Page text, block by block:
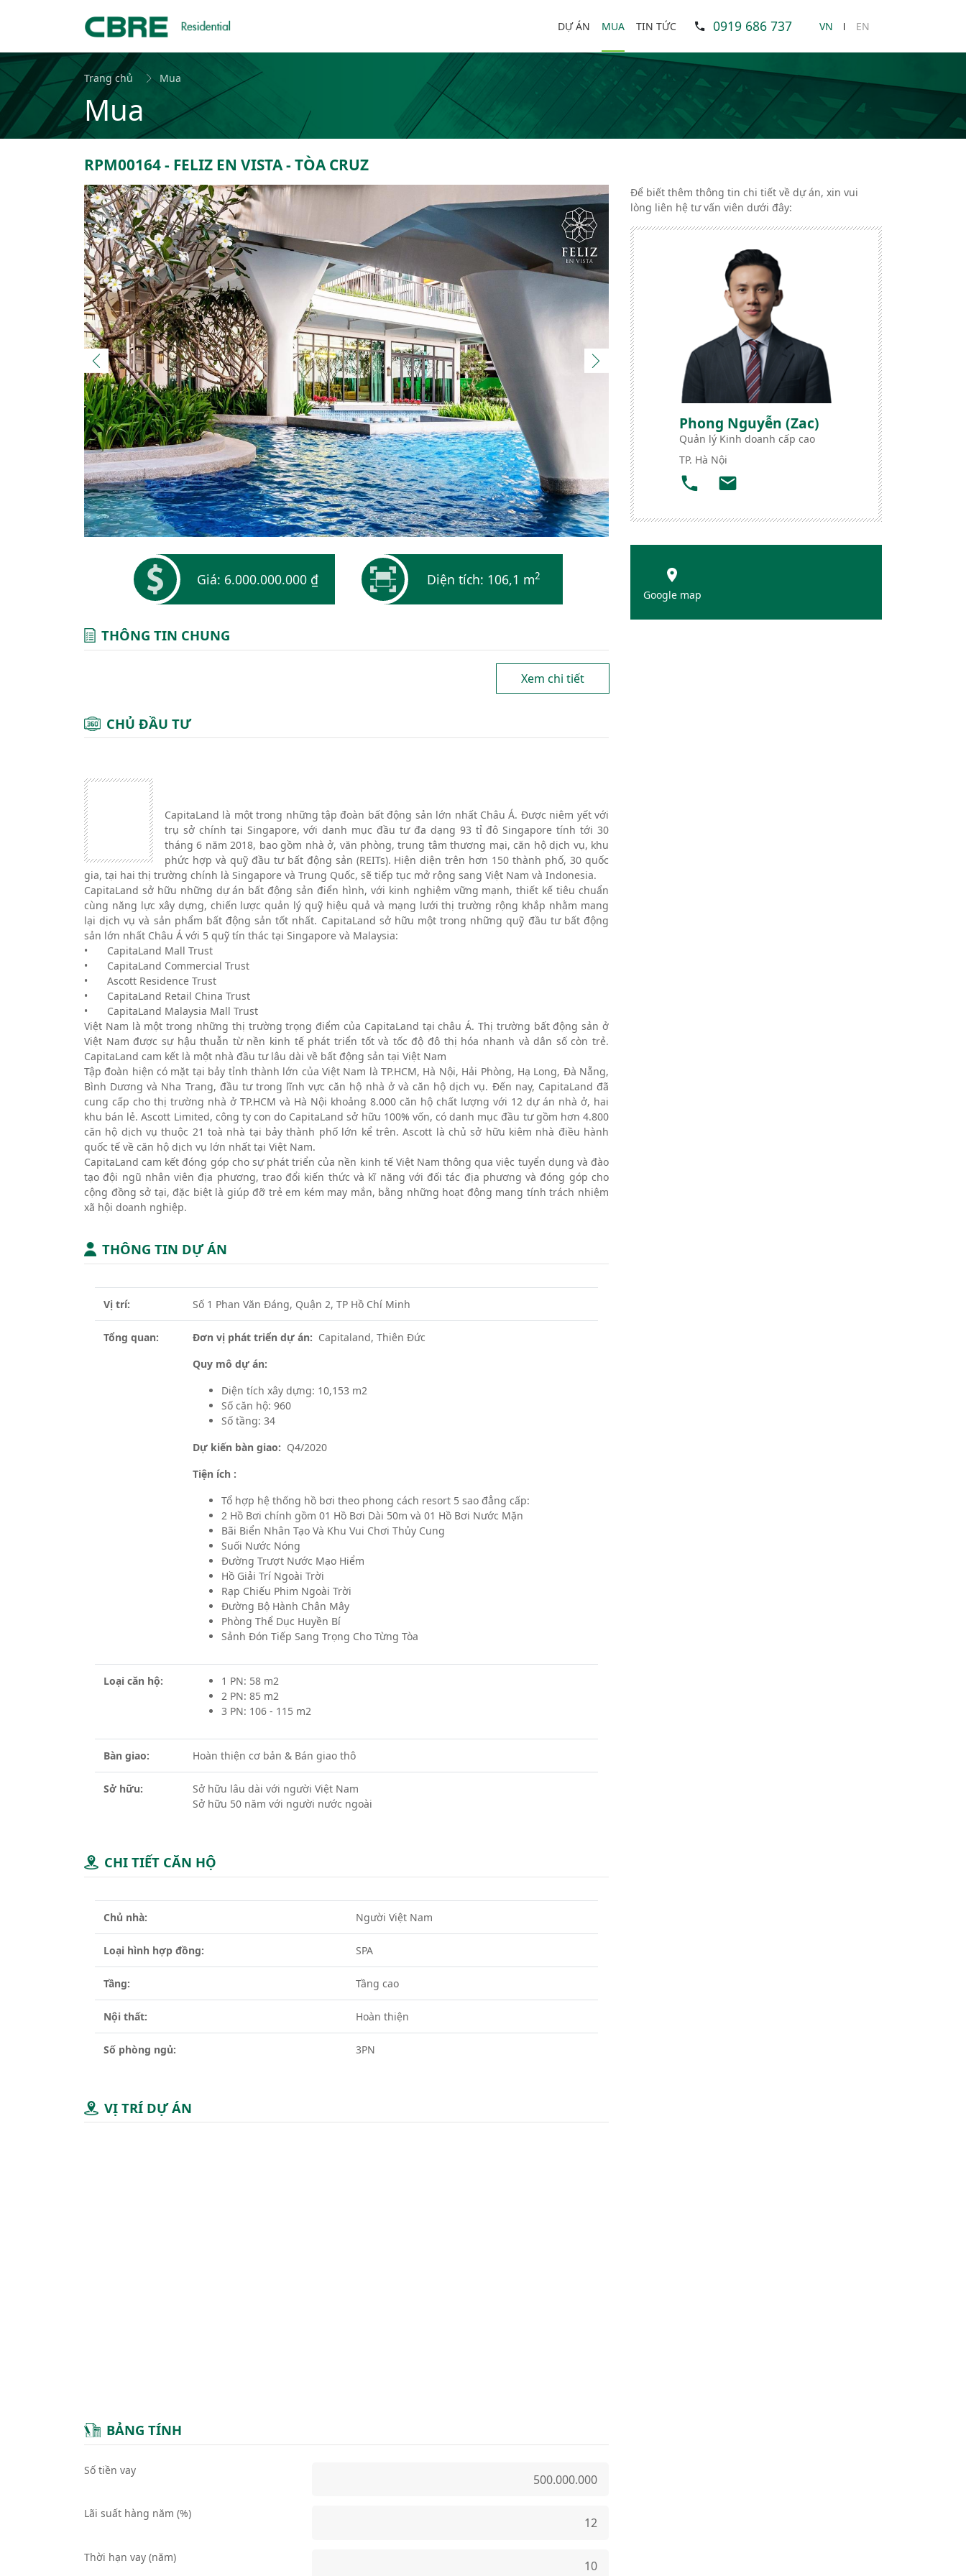
DỰ ÁN MUA TIN TỨC 0919 686 737 VN EN
Trang chủ Mua
Mua
RPM00164 - FELIZ EN VISTA - TÒA CRUZ
Giá: 6.000.000.000 ₫ Diện tích: 106,1 m2
THÔNG TIN CHUNG
Xem chi tiết
CHỦ ĐẦU TƯ
CapitaLand là một trong những tập đoàn bất động sản lớn nhất Châu Á. Được niêm yết với
trụ sở chính tại Singapore, với danh mục đầu tư đa dạng 93 tỉ đô Singapore tính tới 30
tháng 6 năm 2018, bao gồm nhà ở, văn phòng, trung tâm thương mại, căn hộ dịch vụ, khu
phức hợp và quỹ đầu tư bất động sản (REITs). Hiện diện trên hơn 150 thành phố, 30 quốc
gia, tại hai thị trường chính là Singapore và Trung Quốc, sẽ tiếp tục mở rộng sang Việt Nam và Indonesia.
CapitaLand sở hữu những dự án bất động sản điển hình, với kinh nghiệm vững mạnh, thiết kế tiêu chuẩn
cùng năng lực xây dựng, chiến lược quản lý quỹ hiệu quả và mạng lưới thị trường rộng khắp nhằm mang
lại dịch vụ và sản phẩm bất động sản tốt nhất. CapitaLand sở hữu một trong những quỹ đầu tư bất động
sản lớn nhất Châu Á với 5 quỹ tín thác tại Singapore và Malaysia:
•
CapitaLand Mall Trust
•
CapitaLand Commercial Trust
•
Ascott Residence Trust
•
CapitaLand Retail China Trust
•
CapitaLand Malaysia Mall Trust
Việt Nam là một trong những thị trường trọng điểm của CapitaLand tại châu Á. Thị trường bất động sản ở
Việt Nam được sự hậu thuẫn từ nền kinh tế phát triển tốt và tốc độ đô thị hóa nhanh và dân số còn trẻ.
CapitaLand cam kết là một nhà đầu tư lâu dài về bất động sản tại Việt Nam
Tập đoàn hiện có mặt tại bảy tỉnh thành lớn của Việt Nam là TP.HCM, Hà Nội, Hải Phòng, Hạ Long, Đà Nẵng,
Bình Dương và Nha Trang, đầu tư trong lĩnh vực căn hộ nhà ở và căn hộ dịch vụ. Đến nay, CapitaLand đã
cung cấp cho thị trường nhà ở TP.HCM và Hà Nội khoảng 8.000 căn hộ chất lượng với 12 dự án nhà ở, hai
khu bán lẻ. Ascott Limited, công ty con do CapitaLand sở hữu 100% vốn, có danh mục đầu tư gồm hơn 4.800
căn hộ dịch vụ thuộc 21 toà nhà tại bảy thành phố lớn kể trên. Ascott là chủ sở hữu kiêm nhà điều hành
quốc tế về căn hộ dịch vụ lớn nhất tại Việt Nam.
CapitaLand cam kết đóng góp cho sự phát triển của nền kinh tế Việt Nam thông qua việc tuyển dụng và đào
tạo đội ngũ nhân viên địa phương, trao đổi kiến thức và kĩ năng với đối tác địa phương và đóng góp cho
cộng đồng sở tại, đặc biệt là giúp đỡ trẻ em kém may mắn, bằng những hoạt động mang tính trách nhiệm
xã hội doanh nghiệp.
THÔNG TIN DỰ ÁN
Vị trí: Số 1 Phan Văn Đáng, Quận 2, TP Hồ Chí Minh
Tổng quan: Đơn vị phát triển dự án: Capitaland, Thiên Đức
Quy mô dự án:
Diện tích xây dựng: 10,153 m2
Số căn hộ: 960
Số tầng: 34
Dự kiến bàn giao: Q4/2020
Tiện ích :
Tổ hợp hệ thống hồ bơi theo phong cách resort 5 sao đẳng cấp:
2 Hồ Bơi chính gồm 01 Hồ Bơi Dài 50m và 01 Hồ Bơi Nước Mặn
Bãi Biển Nhân Tạo Và Khu Vui Chơi Thủy Cung
Suối Nước Nóng
Đường Trượt Nước Mạo Hiểm
Hồ Giải Trí Ngoài Trời
Rạp Chiếu Phim Ngoài Trời
Đường Bộ Hành Chân Mây
Phòng Thể Dục Huyền Bí
Sảnh Đón Tiếp Sang Trọng Cho Từng Tòa
Loại căn hộ:
1 PN: 58 m2
2 PN: 85 m2
3 PN: 106 - 115 m2
Bàn giao: Hoàn thiện cơ bản & Bán giao thô
Sở hữu:
Sở hữu lâu dài với người Việt Nam
Sở hữu 50 năm với người nước ngoài
CHI TIẾT CĂN HỘ
Chủ nhà: Người Việt Nam
Loại hình hợp đồng: SPA
Tầng: Tầng cao
Nội thất: Hoàn thiện
Số phòng ngủ: 3PN
VỊ TRÍ DỰ ÁN
BẢNG TÍNH
Số tiền vay
Lãi suất hàng năm (%)
Thời hạn vay (năm)
Để biết thêm thông tin chi tiết về dự án, xin vui
lòng liên hệ tư vấn viên dưới đây:
Phong Nguyễn (Zac)
Quản lý Kinh doanh cấp cao
TP. Hà Nội
Google map